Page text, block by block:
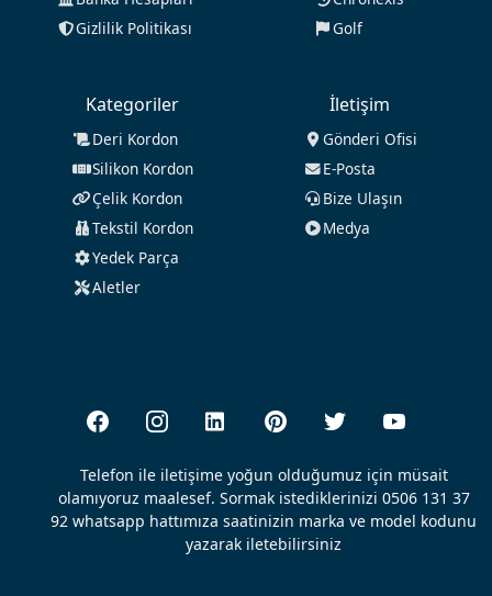
Gizlilik Politikası
Golf
Kategoriler
Deri Kordon
Silikon Kordon
Çelik Kordon
Tekstil Kordon
Yedek Parça
Aletler
İletişim
Gönderi Ofisi
E-Posta
Bize Ulaşın
Medya
Telefon ile iletişime yoğun olduğumuz için müsait
olamıyoruz maalesef. Sormak istediklerinizi 0506 131 37
92 whatsapp hattımıza saatinizin marka ve model kodunu
yazarak iletebilirsiniz